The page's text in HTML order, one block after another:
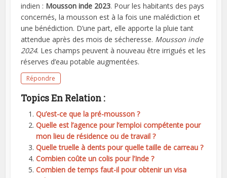
indien : Mousson inde 2023. Pour les habitants des pays
concernés, la mousson est à la fois une malédiction et
une bénédiction. D’une part, elle apporte la pluie tant
attendue après des mois de sécheresse. Mousson inde
2024. Les champs peuvent à nouveau être irrigués et les
réserves d’eau potable augmentées.
Répondre
Topics En Relation :
Qu’est-ce que la pré-mousson ?
Quelle est l’agence pour l’emploi compétente pour
mon lieu de résidence ou de travail ?
Quelle truelle à dents pour quelle taille de carreau ?
Combien coûte un colis pour l’Inde ?
Combien de temps faut-il pour obtenir un visa